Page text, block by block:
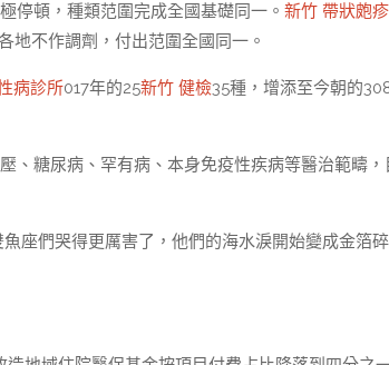
停頓，種類范圍完成全國基礎同一。 新竹 帶狀皰
地不作調劑，付出范圍全國同一。
病診所017年的25新竹 健檢35種，增添至今朝的
、糖尿病、罕有病、本身免疫性疾病等醫治範疇，
魚座們哭得更厲害了，他們的海水淚開始變成金箔